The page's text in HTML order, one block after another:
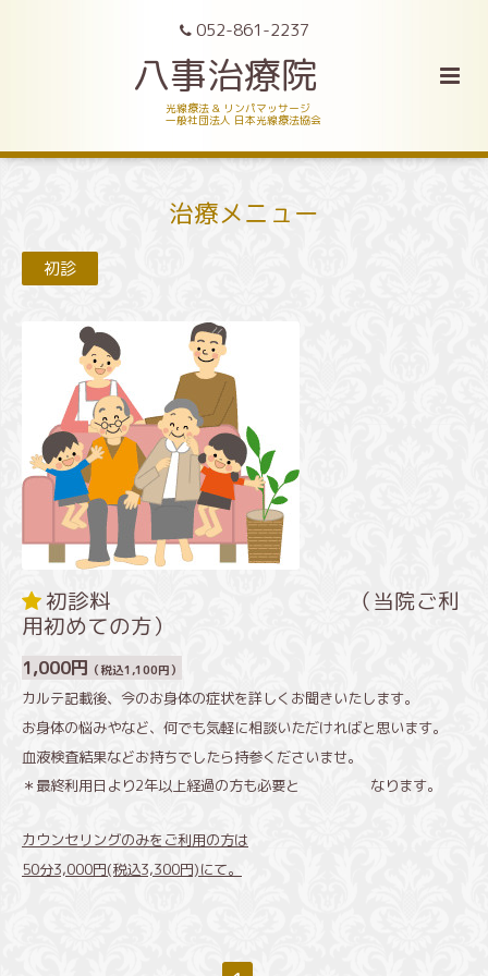
052-861-2237
八事治療院
光線療法 & リンパマッサージ
一般社団法人 日本光線療法協会
治療メニュー
初診
初診料 （当院ご利
用初めての方）
1,000円 （税込1,100円）
カルテ記載後、今のお身体の症状を詳しくお聞きいたします。
お身体の悩みやなど、何でも気軽に相談いただければと思います。
血液検査結果などお持ちでしたら持参くださいませ。
＊最終利用日より2年以上経過の方も必要と なります。
カウンセリングのみをご利用の方は
50分3,000円(税込3,300円)にて。